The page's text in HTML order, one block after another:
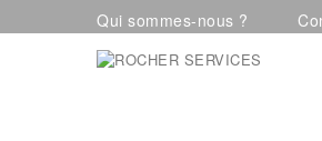
Qui sommes-nous ?